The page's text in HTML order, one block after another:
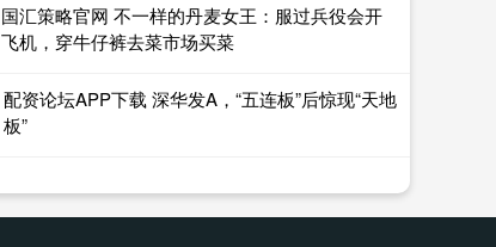
国汇策略官网 不一样的丹麦女王：服过兵役会开
飞机，穿牛仔裤去菜市场买菜
配资论坛APP下载 深华发A，“五连板”后惊现“天地
板”